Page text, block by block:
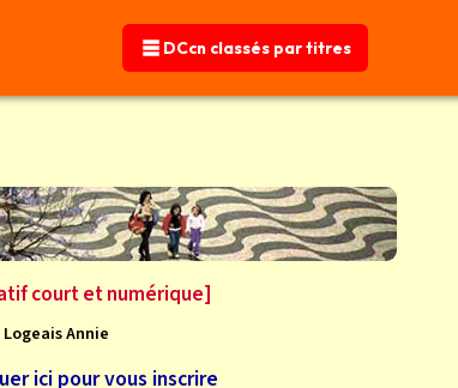
DCcn classés par titres
DCcn classés par titres
court et numérique]
Annie
ici pour vous inscrire